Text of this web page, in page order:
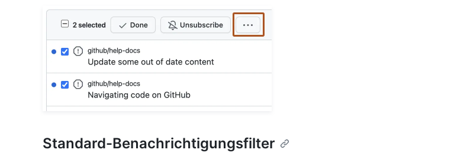
Standard-Benachrichtigungsfilter